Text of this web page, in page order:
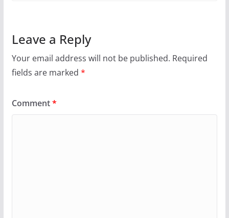
Leave a Reply
Your email address will not be published. Required
fields are marked *
Comment*